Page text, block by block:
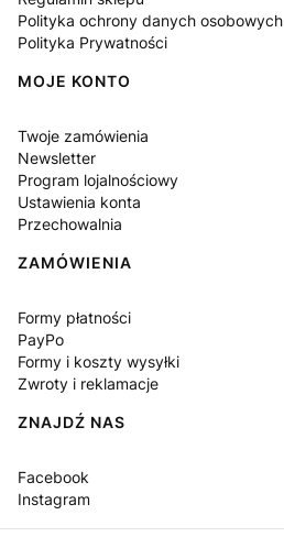
Polityka ochrony danych osobowych
Polityka Prywatności
MOJE KONTO
Twoje zamówienia
Newsletter
Program lojalnościowy
Ustawienia konta
Przechowalnia
ZAMÓWIENIA
Formy płatności
PayPo
Formy i koszty wysyłki
Zwroty i reklamacje
ZNAJDŹ NAS
Facebook
Instagram